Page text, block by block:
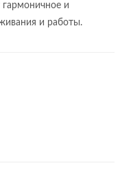
и
и работы.